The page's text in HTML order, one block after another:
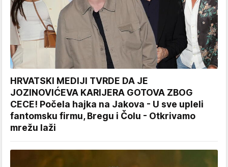
HRVATSKI MEDIJI TVRDE DA JE
JOZINOVIĆEVA KARIJERA GOTOVA ZBOG
CECE! Počela hajka na Jakova - U sve upleli
fantomsku firmu, Bregu i Čolu - Otkrivamo
mrežu laži